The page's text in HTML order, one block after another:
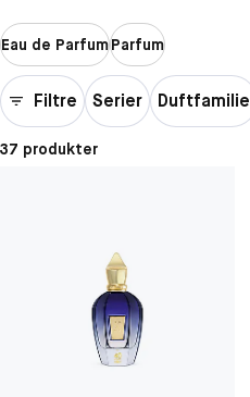
Eau de ParfumParfum
Filtre Serier Duftfamilie
37 produkter